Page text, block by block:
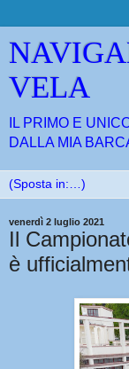
VELA
IL PRIMO E
DALLA MIA
venerdì 2 luglio 2021
Il
è